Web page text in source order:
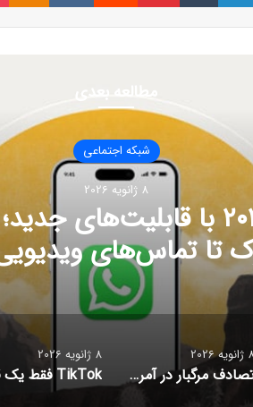
شبکه اجتماعی
8 ژانویه 2026
واتس‌اپ ۲۰۲۶ با قابلیت‌های
تا تماس‌های
2026
تصادف مرگبار در آمریکا به‌دلیل اعتیاد شدید به پخش زنده تیک‌تاک
8 ژانویه 2026